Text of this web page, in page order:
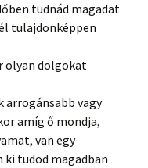
tudnád magadat
tulajdonképpen
olyan dolgokat
arrogánsabb vagy
amíg ő mondja,
van egy
ki tudod magadban